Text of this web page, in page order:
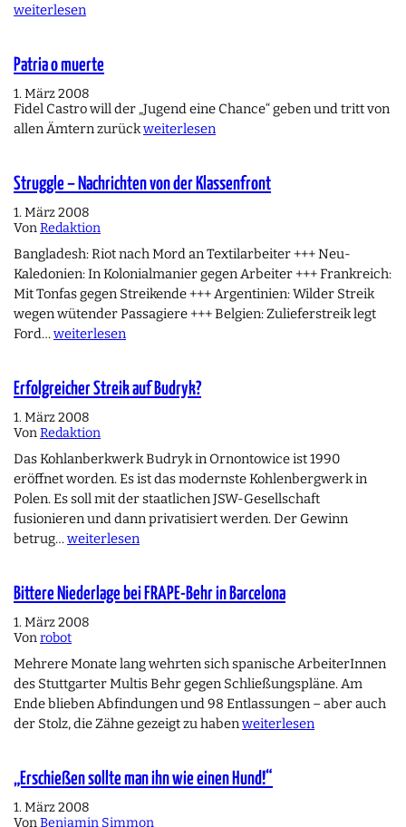
weiterlesen
Patria o muerte
1. März 2008
Fidel Castro will der „Jugend eine Chance“ geben und tritt von
allen Ämtern zurückweiterlesen
Struggle – Nachrichten von der Klassenfront
1. März 2008
VonRedaktion
Bangladesh: Riot nach Mord an Textilarbeiter +++ Neu-
Kaledonien: In Kolonialmanier gegen Arbeiter +++ Frankreich:
Mit Tonfas gegen Streikende +++ Argentinien: Wilder Streik
wegen wütender Passagiere +++ Belgien: Zulieferstreik legt
Ford…weiterlesen
Erfolgreicher Streik auf Budryk?
1. März 2008
VonRedaktion
Das Kohlanberkwerk Budryk in Ornontowice ist 1990
eröffnet worden. Es ist das modernste Kohlenbergwerk in
Polen. Es soll mit der staatlichen JSW-Gesellschaft
fusionieren und dann privatisiert werden. Der Gewinn
betrug…weiterlesen
Bittere Niederlage bei FRAPE-Behr in Barcelona
1. März 2008
Vonrobot
Mehrere Monate lang wehrten sich spanische ArbeiterInnen
des Stuttgarter Multis Behr gegen Schließungspläne. Am
Ende blieben Abfindungen und 98 Entlassungen – aber auch
der Stolz, die Zähne gezeigt zu habenweiterlesen
„Erschießen sollte man ihn wie einen Hund!“
1. März 2008
VonBenjamin Simmon